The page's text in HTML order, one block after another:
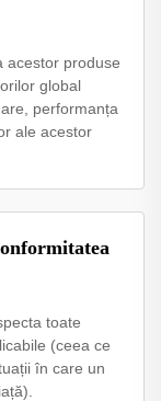
acestor produse
global
performanța
ale acestor
toate
(ceea ce
în care un